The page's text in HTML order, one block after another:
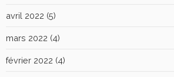
avril 2022 (5)
mars 2022 (4)
février 2022 (4)